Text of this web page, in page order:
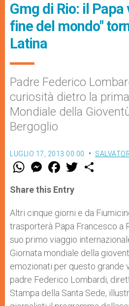
Gmg di Rio: il Papa
fine del mondo"
Latina
Padre Federico
curiosità dietro la
Mondiale della
Bergoglio
LUGLIO 17, 2013 00:00
W
t
s
p
p
M
e
s
e
g
e
r
F
a
e
b
o
k
w
r
Share this Entry
Altri cinque giorni e da
trasporterà Papa Francesco a
suo primo viaggio
Giornata mondiale della
emozionati per questo grande
padre Federico Lombardi,
Stampa della Santa Sede,